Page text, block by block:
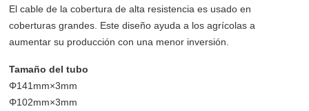
El cable de la cobertura de alta resistencia es usado en
coberturas grandes. Este diseño ayuda a los agrícolas a
aumentar su producción con una menor inversión.
Tamaño del tubo
Φ141mm×3mm
Φ102mm×3mm